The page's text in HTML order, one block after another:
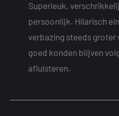
Superleuk,
persoonlijk. Hilarisch
verbazing steeds groter
goed konden blijven
afluisteren.